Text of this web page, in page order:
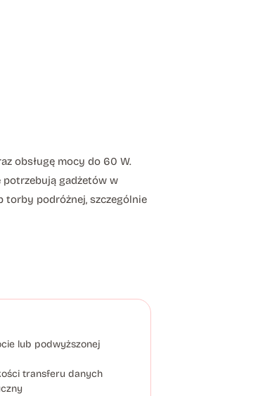
obsługę mocy do 60 W.
potrzebują gadżetów w
torby podróżnej, szczególnie
lub podwyższonej
transferu danych